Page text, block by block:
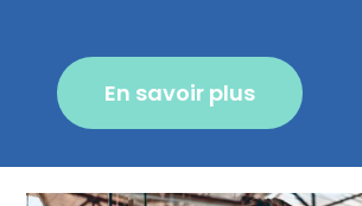
En savoir plus